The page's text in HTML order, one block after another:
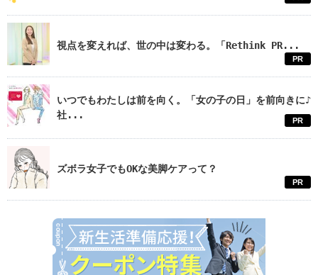
視点を変えれば、世の中は変わる。「Rethink PR...
PR
いつでもわたしは前を向く。「女の子の日」を前向きに♪
社...
PR
ズボラ女子でもOKな美脚ケアって？
PR